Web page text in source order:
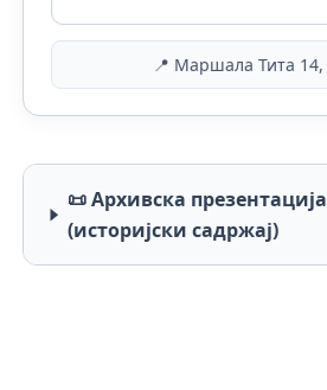
📍 Маршала Тита
📜 Архивска
(историјски садржај)